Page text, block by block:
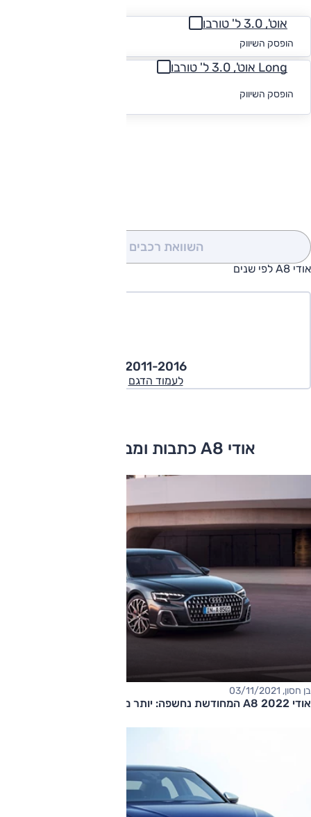
אוט', 3.0 ל' טורבו
הופסק השיווק
Long אוט', 3.0 ל' טורבו
הופסק השיווק
השוואת רכבים
אודי A8 לפי שנים
2011-2016
לעמוד הדגם
אודי A8 כתבות ומבחני דרכים
בן חסון, 03/11/2021
אודי A8 2022 המחודשת נחשפה: יותר מהכל